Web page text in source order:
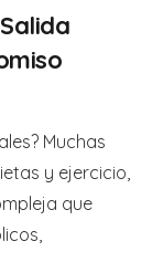
Muchas
y ejercicio,
que